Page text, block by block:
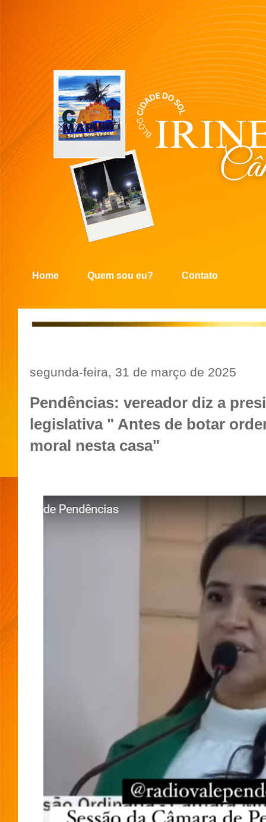
Home Quem sou eu? Contato
segunda-feira, 31 de março de 2025
Pendências: vereador diz a
legislativa " Antes de botar
moral nesta casa"